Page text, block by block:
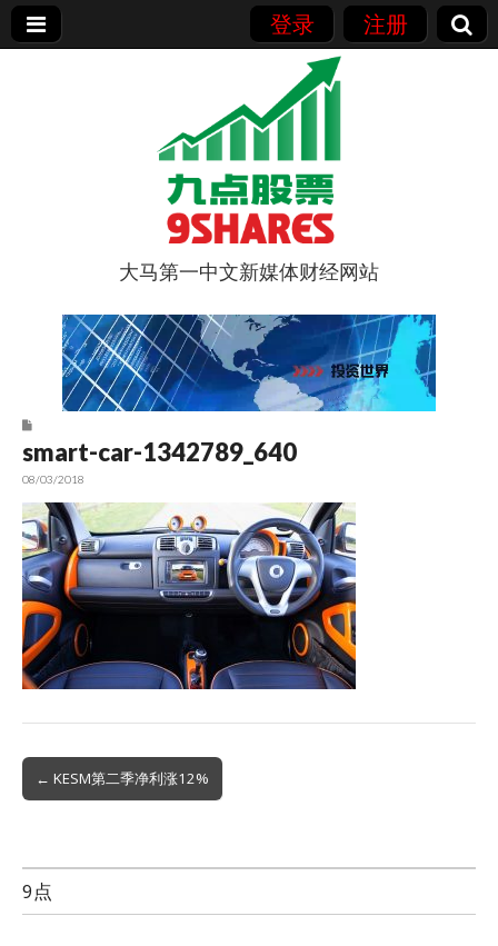
登录 注册
9点股票
大马第一中文新媒体财经网站
smart-car-1342789_640
08/03/2018
Post
navigation
← KESM第二季净利涨12%
9点